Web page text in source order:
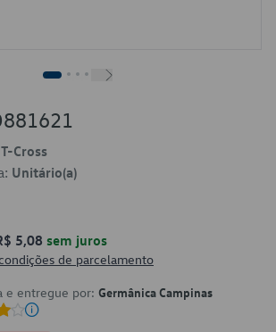
T-Cross
Unitário(a)
5,08 sem juros
de parcelamento
e entregue por: Germânica Campinas